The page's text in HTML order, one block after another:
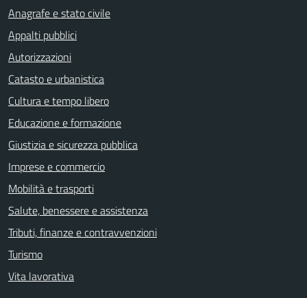
Anagrafe e stato civile
Appalti pubblici
Autorizzazioni
Catasto e urbanistica
Cultura e tempo libero
Educazione e formazione
Giustizia e sicurezza pubblica
Imprese e commercio
Mobilità e trasporti
Salute, benessere e assistenza
Tributi, finanze e contravvenzioni
Turismo
Vita lavorativa